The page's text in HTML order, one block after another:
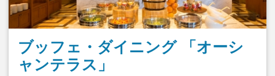
ブッフェ・ダイニング 「オーシ
ャンテラス」